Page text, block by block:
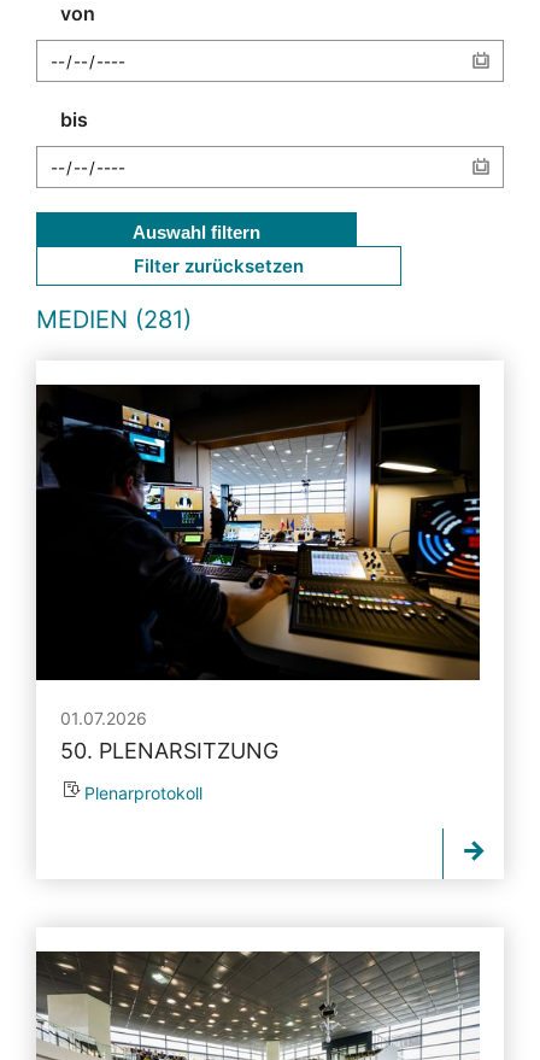
von
bis
Auswahl filtern
Filter zurücksetzen
MEDIEN (281)
01.07.2026
50. PLENARSITZUNG
Plenarprotokoll